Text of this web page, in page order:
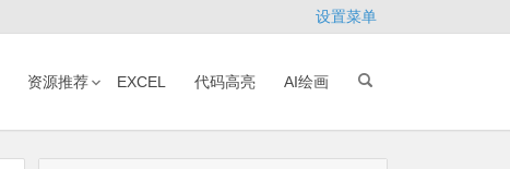
设置菜单
资源推荐 EXCEL 代码高亮 AI绘画